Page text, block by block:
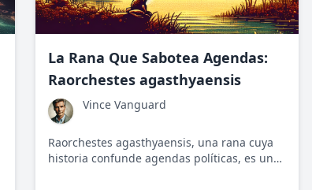
La Rana Que Sabotea Agendas:
Raorchestes agasthyaensis
Vince Vanguard
Raorchestes agasthyaensis, una rana cuya
historia confunde agendas políticas, es un